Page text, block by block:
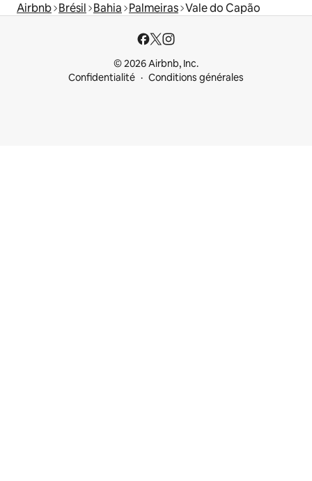
Airbnb Brésil Bahia Palmeiras Vale do Capão
© 2026 Airbnb, Inc.
Confidentialité
Conditions générales